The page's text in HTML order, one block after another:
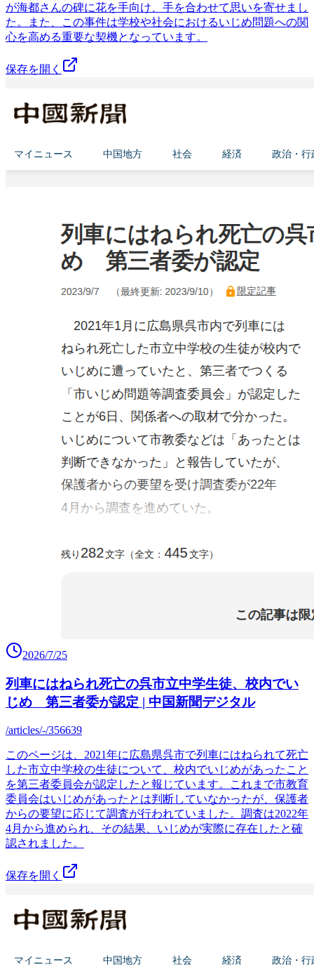
が海都さんの碑に花を手向け、手を合わせて思いを寄せまし
た。また、この事件は学校や社会におけるいじめ問題への関
心を高める重要な契機となっています。
保存を開く
2026/7/25
列車にはねられ死亡の呉市立中学生徒、校内でい
じめ 第三者委が認定 | 中国新聞デジタル
/articles/-/356639
このページは、2021年に広島県呉市で列車にはねられて死亡
した市立中学校の生徒について、校内でいじめがあったこと
を第三者委員会が認定したと報じています。これまで市教育
委員会はいじめがあったとは判断していなかったが、保護者
からの要望に応じて調査が行われていました。調査は2022年
4月から進められ、その結果、いじめが実際に存在したと確
認されました。
保存を開く